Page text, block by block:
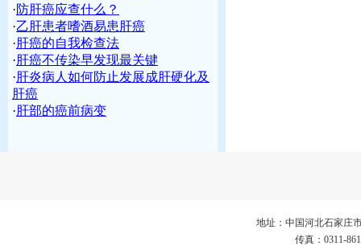
·防肝癌应查什么？
·乙肝患者嗜酒易患肝癌
·肝癌的自我检查法
·肝癌不传染早发现最关键
·肝炎病人如何防止发展成肝硬化及
肝癌
·肝部的癌前病变
地址：中国河北石家庄
传真：0311-